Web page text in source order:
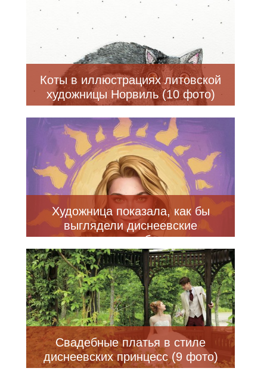
Коты в иллюстрациях литовской
художницы Норвиль (10 фото)
Художница показала, как бы
выглядели диснеевские
персонажи, если бы они жили
сейчас (22 фото)
Свадебные платья в стиле
диснеевских принцесс (9 фото)